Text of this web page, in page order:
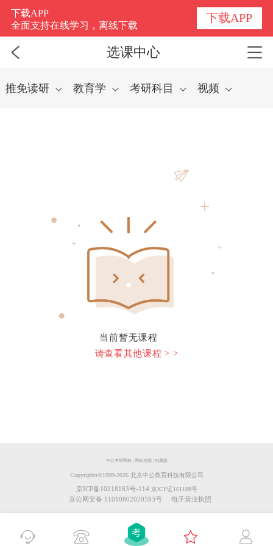
推免读研 教育学 考研科目 视频
当前暂无课程
请查看其他课程 > >
下载APP
全面支持在线学习，离线下载
下载APP
选课中心
中公考研网校| 网站地图 | 电脑版
Copyrights©️1999-2026北京中公教育科技有限公司
京ICP备10218183号-114 京ICP证161188号
京公网安备 11010802020593号 电子营业执照